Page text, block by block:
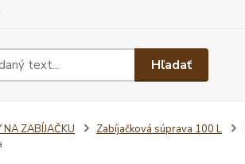
Hľadať
NA ZABÍJAČKU Zabíjačková súprava 100 L